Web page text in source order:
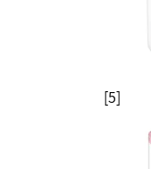
[5]